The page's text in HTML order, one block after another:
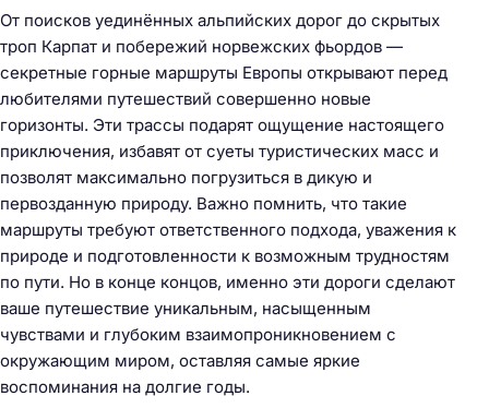
От поисков уединённых альпийских дорог до скрытых
троп Карпат и побережий норвежских фьордов —
секретные горные маршруты Европы открывают перед
любителями путешествий совершенно новые
горизонты. Эти трассы подарят ощущение настоящего
приключения, избавят от суеты туристических масс и
позволят максимально погрузиться в дикую и
первозданную природу. Важно помнить, что такие
маршруты требуют ответственного подхода, уважения к
природе и подготовленности к возможным трудностям
по пути. Но в конце концов, именно эти дороги сделают
ваше путешествие уникальным, насыщенным
чувствами и глубоким взаимопроникновением с
окружающим миром, оставляя самые яркие
воспоминания на долгие годы.